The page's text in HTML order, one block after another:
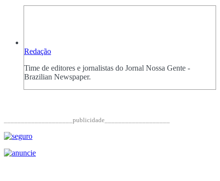
Redação
Time de editores e jornalistas do Jornal Nossa Gente -
Brazilian Newspaper.
____________________publicidade___________________